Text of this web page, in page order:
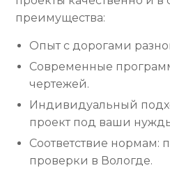
преимущества:
Опыт с дорогами
Современные
чертежей.
Индивидуальный
проект под ваши
Соответствие нормам:
проверки в Вологде.